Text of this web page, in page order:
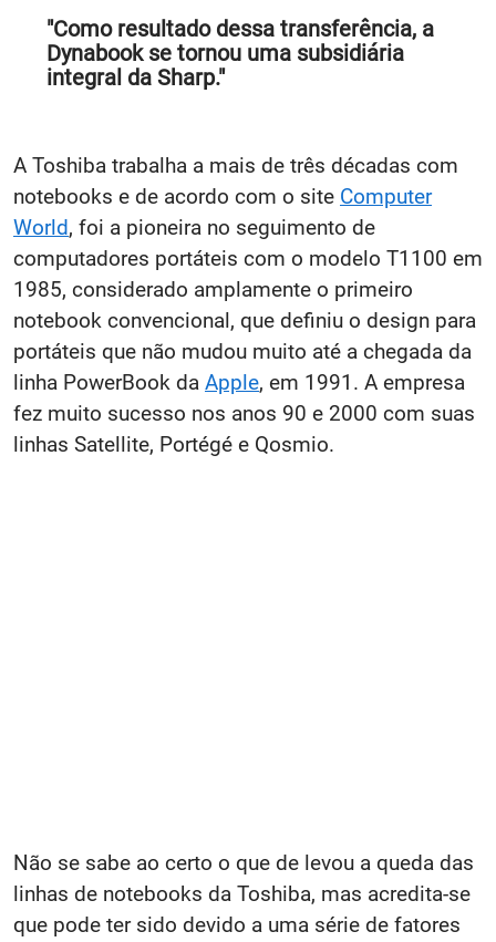
"Como resultado dessa transferência, a
Dynabook se tornou uma subsidiária
integral da Sharp."
A Toshiba trabalha a mais de três décadas com
notebooks e de acordo com o site Computer
World, foi a pioneira no seguimento de
computadores portáteis com o modelo T1100 em
1985, considerado amplamente o primeiro
notebook convencional, que definiu o design para
portáteis que não mudou muito até a chegada da
linha PowerBook da Apple, em 1991. A empresa
fez muito sucesso nos anos 90 e 2000 com suas
linhas Satellite, Portégé e Qosmio.
Não se sabe ao certo o que de levou a queda das
linhas de notebooks da Toshiba, mas acredita-se
que pode ter sido devido a uma série de fatores